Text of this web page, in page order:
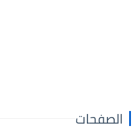
الصفحات